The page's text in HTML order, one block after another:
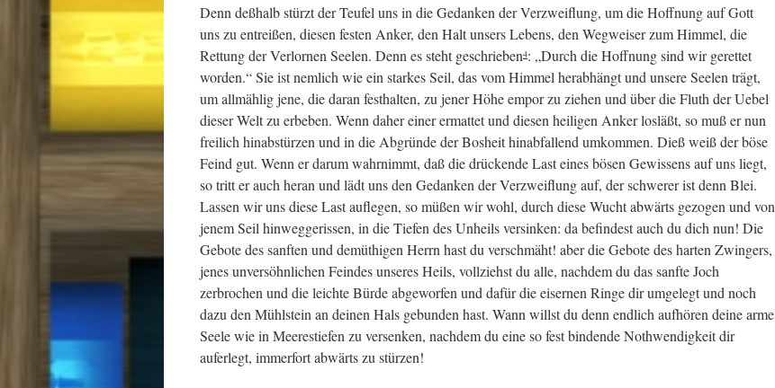
Denn deßhalb stürzt der Teufel uns in die Gedanken der Verzweiflung, um die Hoffnung auf Gott
uns zu entreißen, diesen festen Anker, den Halt unsers Lebens, den Wegweiser zum Himmel, die
Rettung der Verlornen Seelen. Denn es steht geschrieben4: „Durch die Hoffnung sind wir gerettet
worden.“ Sie ist nemlich wie ein starkes Seil, das vom Himmel herabhängt und unsere Seelen trägt,
um allmählig jene, die daran festhalten, zu jener Höhe empor zu ziehen und über die Fluth der Uebel
dieser Welt zu erbeben. Wenn daher einer ermattet und diesen heiligen Anker losläßt, so muß er nun
freilich hinabstürzen und in die Abgründe der Bosheit hinabfallend umkommen. Dieß weiß der böse
Feind gut. Wenn er darum wahrnimmt, daß die drückende Last eines bösen Gewissens auf uns liegt,
so tritt er auch heran und lädt uns den Gedanken der Verzweiflung auf, der schwerer ist denn Blei.
Lassen wir uns diese Last auflegen, so müßen wir wohl, durch diese Wucht abwärts gezogen und von
jenem Seil hinweggerissen, in die Tiefen des Unheils versinken: da befindest auch du dich nun! Die
Gebote des sanften und demüthigen Herrn hast du verschmäht! aber die Gebote des harten Zwingers,
jenes unversöhnlichen Feindes unseres Heils, vollziehst du alle, nachdem du das sanfte Joch
zerbrochen und die leichte Bürde abgeworfen und dafür die eisernen Ringe dir umgelegt und noch
dazu den Mühlstein an deinen Hals gebunden hast. Wann willst du denn endlich aufhören deine arme
Seele wie in Meerestiefen zu versenken, nachdem du eine so fest bindende Nothwendigkeit dir
auferlegt, immerfort abwärts zu stürzen!